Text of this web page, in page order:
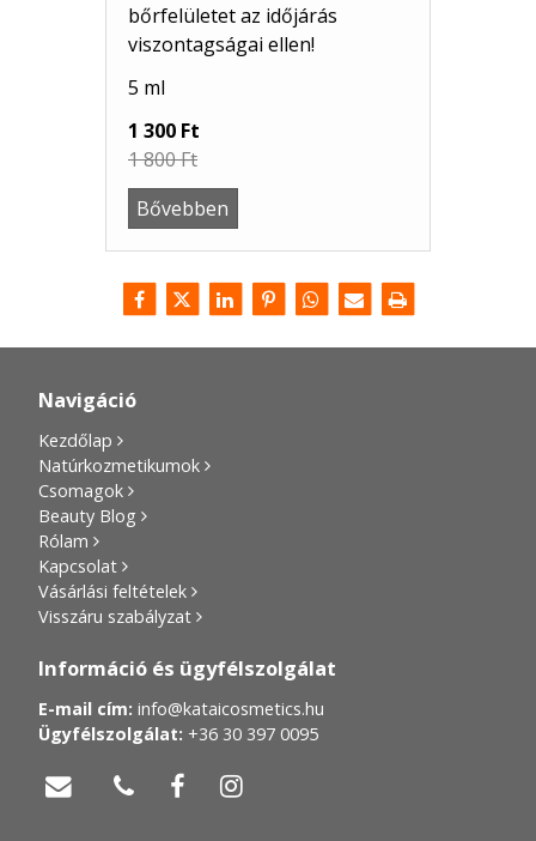
bőrfelületet az időjárás
viszontagságai ellen!
5 ml
1 300 Ft
1 800 Ft
Bővebben
Navigáció
Kezdőlap
Natúrkozmetikumok
Csomagok
Beauty Blog
Rólam
Kapcsolat
Vásárlási feltételek
Visszáru szabályzat
Információ és ügyfélszolgálat
E-mail cím: info@kataicosmetics.hu
Ügyfélszolgálat: +36 30 397 0095
   